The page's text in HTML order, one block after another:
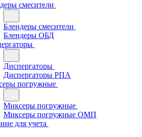
смесители
Блендеры смесители
Блендеры ОБД
Диспергаторы
Диспергаторы РПА
погружные
Миксеры погружные
Миксеры погружные ОМП
для учета